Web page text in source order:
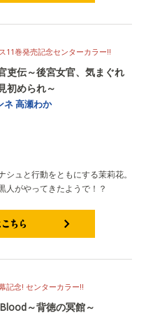
11巻発売記念センターカラー!!
吏伝～後宮女官、気まぐれ
初められ～
ネ高瀬わか
ュと行動をともにする茉莉花。
人がやってきたようで！？
記念! センターカラー!!
～背徳の冥館～